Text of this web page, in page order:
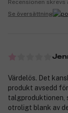
Recensionen
Se översättning
Värdelös. Det
produkt avsedd
talgproduktionen,
otroligt blank av